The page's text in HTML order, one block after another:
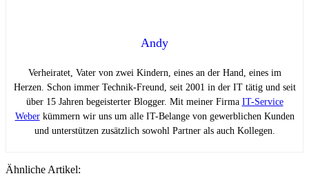
Andy
Verheiratet, Vater von zwei Kindern, eines an der Hand, eines im
Herzen. Schon immer Technik-Freund, seit 2001 in der IT tätig und seit
über 15 Jahren begeisterter Blogger. Mit meiner Firma IT-Service
Weberkümmern wir uns um alle IT-Belange von gewerblichen Kunden
und unterstützen zusätzlich sowohl Partner als auch Kollegen.
Ähnliche Artikel: